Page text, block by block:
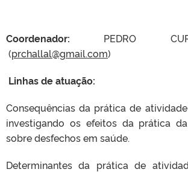
Coordenador: PEDRO
(prchallal@gmail.com)
Linhas de atuação:
Consequências da prática de
investigando os efeitos da prática
sobre desfechos em saúde.
Determinantes da prática de